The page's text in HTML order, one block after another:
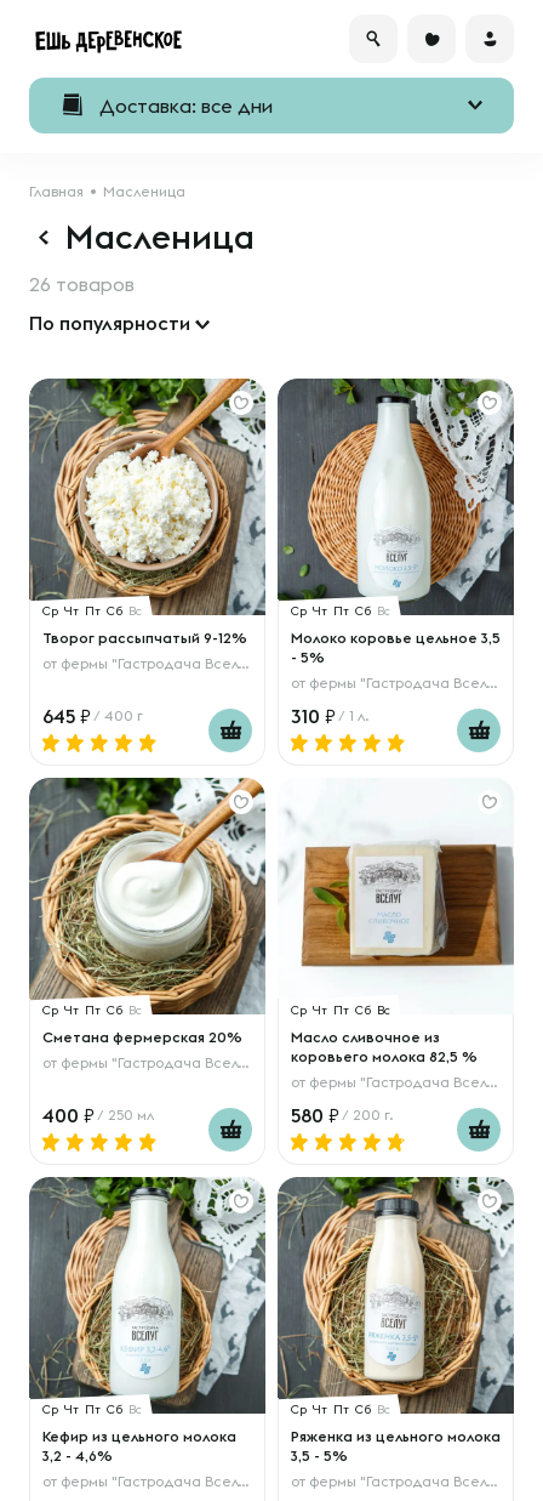
Доставка: все дни
Главная Масленица
Масленица
26 товаров
По популярности
Ср Чт Пт Сб Вс
Творог рассыпчатый 9-12%
от фермы "Гастродача Вселуг"
645 / 400 г
Ср Чт Пт Сб Вс
Молоко коровье цельное 3,5
- 5%
от фермы "Гастродача Вселуг"
310 / 1 л.
Ср Чт Пт Сб Вс
Сметана фермерская 20%
от фермы "Гастродача Вселуг"
400 / 250 мл
Ср Чт Пт Сб Вс
Масло сливочное из
коровьего молока 82,5 %
от фермы "Гастродача Вселуг"
580 / 200 г.
Ср Чт Пт Сб Вс
Кефир из цельного молока
3,2 - 4,6%
от фермы "Гастродача Вселуг"
Ср Чт Пт Сб Вс
Ряженка из цельного молока
3,5 - 5%
от фермы "Гастродача Вселуг"